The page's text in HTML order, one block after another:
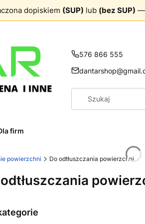
dopiskiem (SUP) lub (bez SUP) —
576 866 555
firm
powierzchni Do odtłuszczania powierzchni